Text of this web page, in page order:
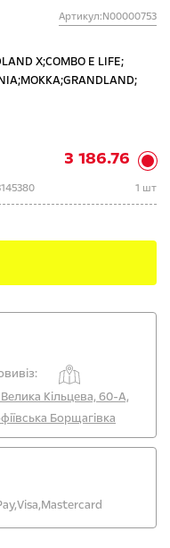
Артикул:N00000753
X;COMBO E LIFE;
MOKKA;GRANDLAND;
3 186.76
1 шт
Кільцева, 60-А,
Борщагівка
Visa,Mastercard